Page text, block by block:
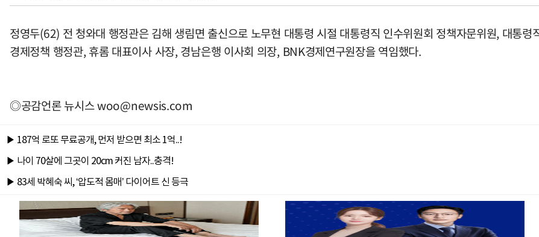
정영두(62) 전 청와대 행정관은 김해 생림면 출신으로 노무현 대통령 시절 대통령직 인수위원회 정책자문위원, 대통
경제정책 행정관, 휴롬 대표이사 사장, 경남은행 이사회 의장, BNK경제연구원장을 역임했다.
◎공감언론 뉴시스woo@newsis.com